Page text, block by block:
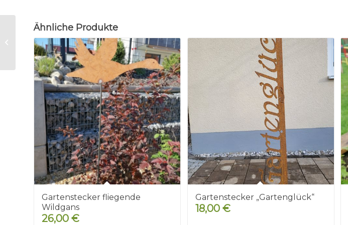
Ähnliche Produkte
Gartenstecker fliegende
Wildgans
26,00 €
Gartenstecker „Gartenglück“
18,00 €
Tablett
Sommerlandschaft